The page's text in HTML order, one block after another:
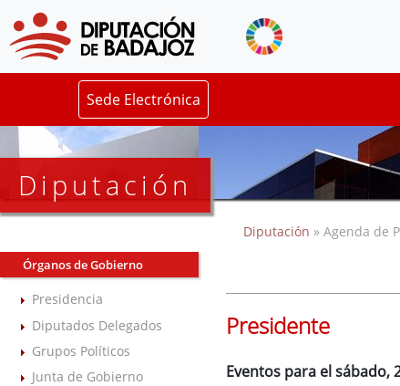
Sede Electrónica
Diputación
Órganos de Gobierno
Presidencia
Diputados Delegados
Grupos Políticos
Junta de Gobierno
Diputación » Agenda de
Presidente
Eventos para el sábado,